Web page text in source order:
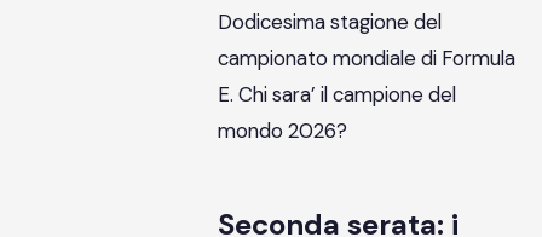
Dodicesima stagione del
campionato mondiale di Formula
E. Chi sara’ il campione del
mondo 2026?
Seconda serata: i